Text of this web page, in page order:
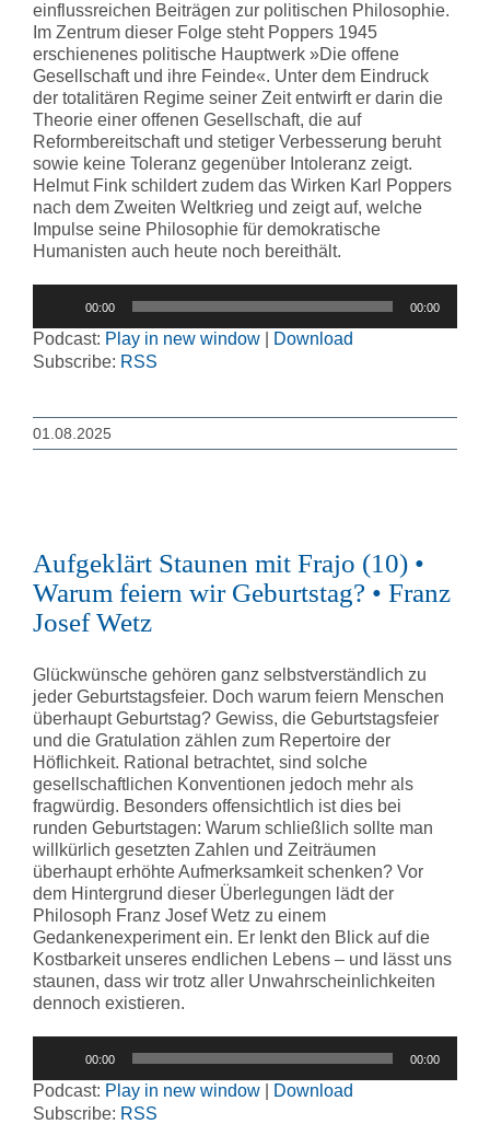
einflussreichen Beiträgen zur politischen Philosophie.
Im Zentrum dieser Folge steht Poppers 1945
erschienenes politische Hauptwerk »Die offene
Gesellschaft und ihre Feinde«. Unter dem Eindruck
der totalitären Regime seiner Zeit entwirft er darin die
Theorie einer offenen Gesellschaft, die auf
Reformbereitschaft und stetiger Verbesserung beruht
sowie keine Toleranz gegenüber Intoleranz zeigt.
Helmut Fink schildert zudem das Wirken Karl Poppers
nach dem Zweiten Weltkrieg und zeigt auf, welche
Impulse seine Philosophie für demokratische
Humanisten auch heute noch bereithält.
00:00 00:00
Podcast: Play in new window
Download
Subscribe: RSS
01.08.2025
Aufgeklärt Staunen mit Frajo (10) •
Warum feiern wir Geburtstag? • Franz
Josef Wetz
Glückwünsche gehören ganz selbstverständlich zu
jeder Geburtstagsfeier. Doch warum feiern Menschen
überhaupt Geburtstag? Gewiss, die Geburtstagsfeier
und die Gratulation zählen zum Repertoire der
Höflichkeit. Rational betrachtet, sind solche
gesellschaftlichen Konventionen jedoch mehr als
fragwürdig. Besonders offensichtlich ist dies bei
runden Geburtstagen: Warum schließlich sollte man
willkürlich gesetzten Zahlen und Zeiträumen
überhaupt erhöhte Aufmerksamkeit schenken? Vor
dem Hintergrund dieser Überlegungen lädt der
Philosoph Franz Josef Wetz zu einem
Gedankenexperiment ein. Er lenkt den Blick auf die
Kostbarkeit unseres endlichen Lebens – und lässt uns
staunen, dass wir trotz aller Unwahrscheinlichkeiten
dennoch existieren.
00:00 00:00
Podcast: Play in new window
Download
Subscribe: RSS